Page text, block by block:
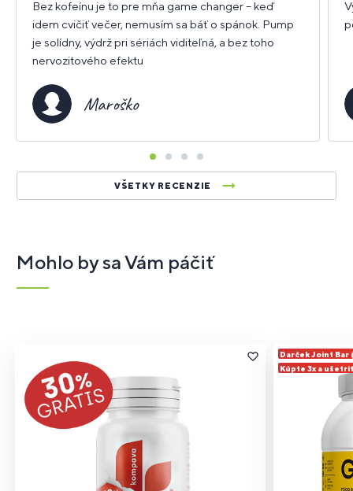
VŠETKY RECENZIE
Bez kofeínu je to pre mňa game changer – keď
idem cvičiť večer, nemusím sa báť o spánok. Pump
je solídny, výdrž pri sériách viditeľná, a bez toho
nervozitového efektu
Maroško
Mohlo by sa Vám páčiť
Darček Joint Bar
Kúpte 3x a